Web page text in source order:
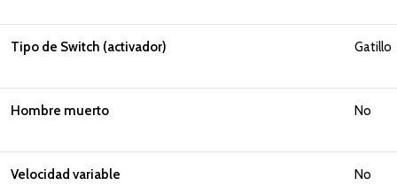
Tipo de Switch (activador) Gatillo
Hombre muerto No
Velocidad variable No